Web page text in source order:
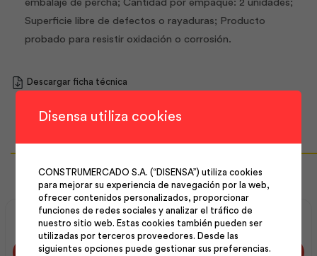
embalaje de percha; Cantidad por empaque: 2 unidades;
Superficie libre de defectos o rayaduras; Producto
probado para resistir oxidación o corrosión.
Descargar ficha técnica
Disensa utiliza cookies
CONSTRUMERCADO S.A. (“DISENSA”) utiliza cookies
para mejorar su experiencia de navegación por la web,
ofrecer contenidos personalizados, proporcionar
funciones de redes sociales y analizar el tráfico de
nuestro sitio web. Estas cookies también pueden ser
utilizadas por terceros proveedores. Desde las
siguientes opciones puede gestionar sus preferencias.